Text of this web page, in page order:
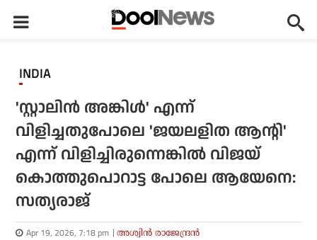
INDIA
'സ്റ്റാലിന്‍ അങ്കിള്‍' എന്ന്
വിളിച്ചതുപോലെ 'ജയലളിത ആന്റി'
എന്ന് വിളിച്ചിരുന്നെങ്കില്‍ വിജയ്
കൊത്തുപൊറാട്ട പോലെ ആയേനെ:
സത്യരാജ്
Apr 19, 2026, 7:18 pm അശ്വിന്‍ രാജേന്ദ്രന്‍